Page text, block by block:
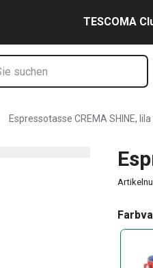
TESCOMA
Espressotasse CREMA SHINE, lila